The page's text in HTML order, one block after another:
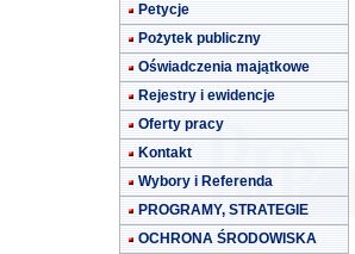
Petycje
Pożytek publiczny
Oświadczenia majątkowe
Rejestry i ewidencje
Oferty pracy
Kontakt
Wybory i Referenda
PROGRAMY, STRATEGIE
OCHRONA ŚRODOWISKA